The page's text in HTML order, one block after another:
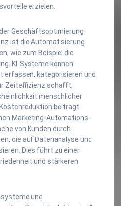
erzielen.
Geschäftsoptimierung
ist die Automatisierung
wie zum Beispiel die
KI-Systeme können
erfassen, kategorisieren und
Zeiteffizienz schafft,
menschlicher
beiträgt.
Marketing-Automations-
von Kunden durch
die auf Datenanalyse und
Dies führt zu einer
und stärkeren
und